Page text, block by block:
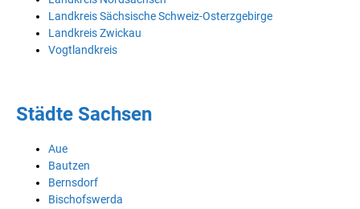
Landkreis Sächsische Schweiz-Osterzgebirge
Landkreis Zwickau
Vogtlandkreis
Städte Sachsen
Aue
Bautzen
Bernsdorf
Bischofswerda